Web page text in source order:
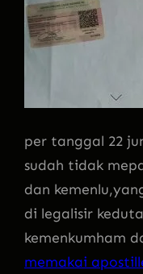
per tanggal 22
sudah tidak
dan
di legalisir
kemenkumham
memakai